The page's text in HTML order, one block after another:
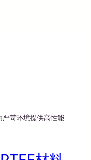
严苛环境提供高性能